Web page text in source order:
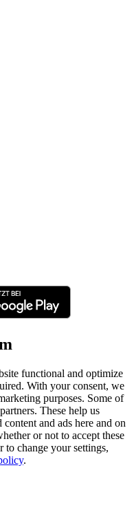
functional and optimize
With your consent, we
purposes. Some of
These help us
and ads here and on
or not to accept these
to change your settings,
.